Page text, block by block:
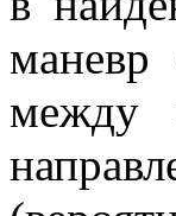
маневр
между